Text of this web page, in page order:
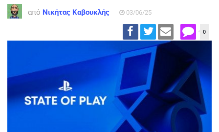
από Νικήτας Καβουκλής 03/06/25
0